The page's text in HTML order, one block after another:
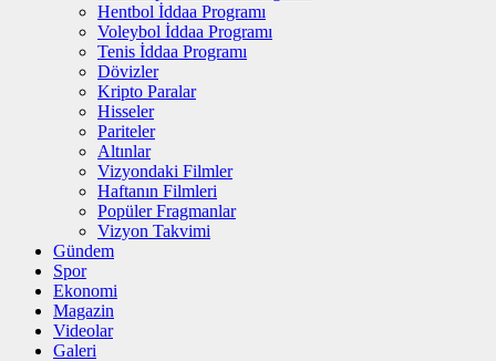
Hentbol İddaa Programı
Voleybol İddaa Programı
Tenis İddaa Programı
Dövizler
Kripto Paralar
Hisseler
Pariteler
Altınlar
Vizyondaki Filmler
Haftanın Filmleri
Popüler Fragmanlar
Vizyon Takvimi
Gündem
Spor
Ekonomi
Magazin
Videolar
Galeri